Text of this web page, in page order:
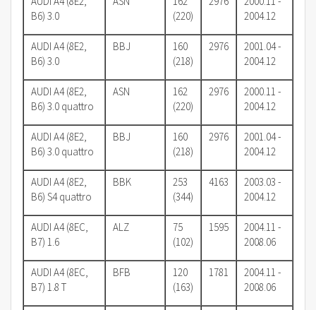
B6) 3.0
(220)
2004.12
AUDI A4 (8E2,
B6) 3.0
BBJ
160
(218)
2976
2001.04 -
2004.12
AUDI A4 (8E2,
B6) 3.0 quattro
ASN
162
(220)
2976
2000.11 -
2004.12
AUDI A4 (8E2,
B6) 3.0 quattro
BBJ
160
(218)
2976
2001.04 -
2004.12
AUDI A4 (8E2,
B6) S4 quattro
BBK
253
(344)
4163
2003.03 -
2004.12
AUDI A4 (8EC,
B7) 1.6
ALZ
75
(102)
1595
2004.11 -
2008.06
AUDI A4 (8EC,
B7) 1.8 T
BFB
120
(163)
1781
2004.11 -
2008.06